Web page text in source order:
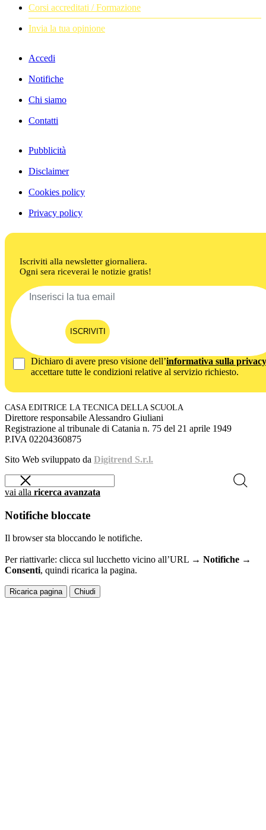
Corsi accreditati / Formazione
Invia la tua opinione
Accedi
Notifiche
Chi siamo
Contatti
Pubblicità
Disclaimer
Cookies policy
Privacy policy
Iscriviti alla newsletter giornaliera.
Ogni sera riceverai le notizie gratis!
ISCRIVITI
Dichiaro di avere preso visione dell’informativa sulla privacy
accettare tutte le condizioni relative al servizio richiesto.
CASA EDITRICE LA TECNICA DELLA SCUOLA
Direttore responsabile Alessandro Giuliani
Registrazione al tribunale di Catania n. 75 del 21 aprile 1949
P.IVA 02204360875
Sito Web sviluppato da Digitrend S.r.l.
vai alla ricerca avanzata
Notifiche bloccate
Il browser sta bloccando le notifiche.
Per riattivarle: clicca sul lucchetto vicino all’URL → Notifiche →
Consenti, quindi ricarica la pagina.
Ricarica pagina Chiudi